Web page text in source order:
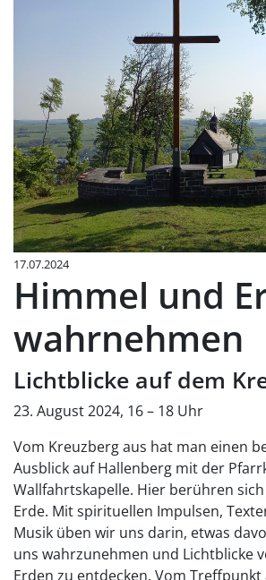
17.07.2024
Himmel und
wahrnehmen
Lichtblicke auf dem
23. August 2024, 16 – 18 Uhr
Vom Kreuzberg aus hat man einen
Ausblick auf Hallenberg mit der
Wallfahrtskapelle. Hier berühren
Erde. Mit spirituellen Impulsen,
Musik üben wir uns darin, etwas
uns wahrzunehmen und Lichtblicke
Erden zu entdecken. Vom